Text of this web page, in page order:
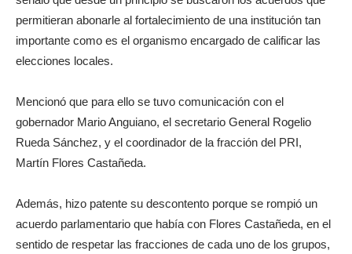
permitieran abonarle al fortalecimiento de una institución tan
importante como es el organismo encargado de calificar las
elecciones locales.
Mencionó que para ello se tuvo comunicación con el
gobernador Mario Anguiano, el secretario General Rogelio
Rueda Sánchez, y el coordinador de la fracción del PRI,
Martín Flores Castañeda.
Además, hizo patente su descontento porque se rompió un
acuerdo parlamentario que había con Flores Castañeda, en el
sentido de respetar las fracciones de cada uno de los grupos,